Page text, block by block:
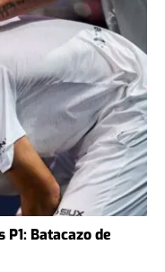
Batacazo de